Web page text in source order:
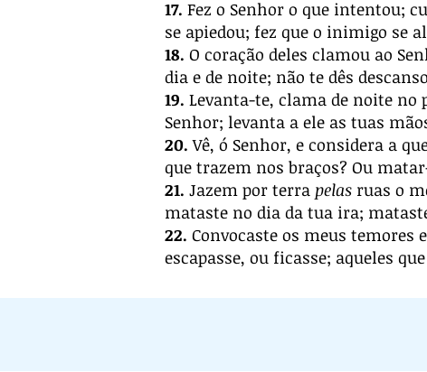
17. Fez o Senhor o que intentou;
se apiedou; fez que o inimigo se
18. O coração deles clamou ao
dia e de noite; não te dês
19. Levanta-te, clama de noite no
Senhor; levanta a ele as tuas
20. Vê, ó Senhor, e considera a
que trazem nos braços? Ou
21. Jazem por terra pelas ruas o
mataste no dia da tua ira;
22. Convocaste os meus temores
escapasse, ou ficasse; aqueles